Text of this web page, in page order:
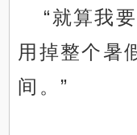
“就算我
用掉整个暑
间。”